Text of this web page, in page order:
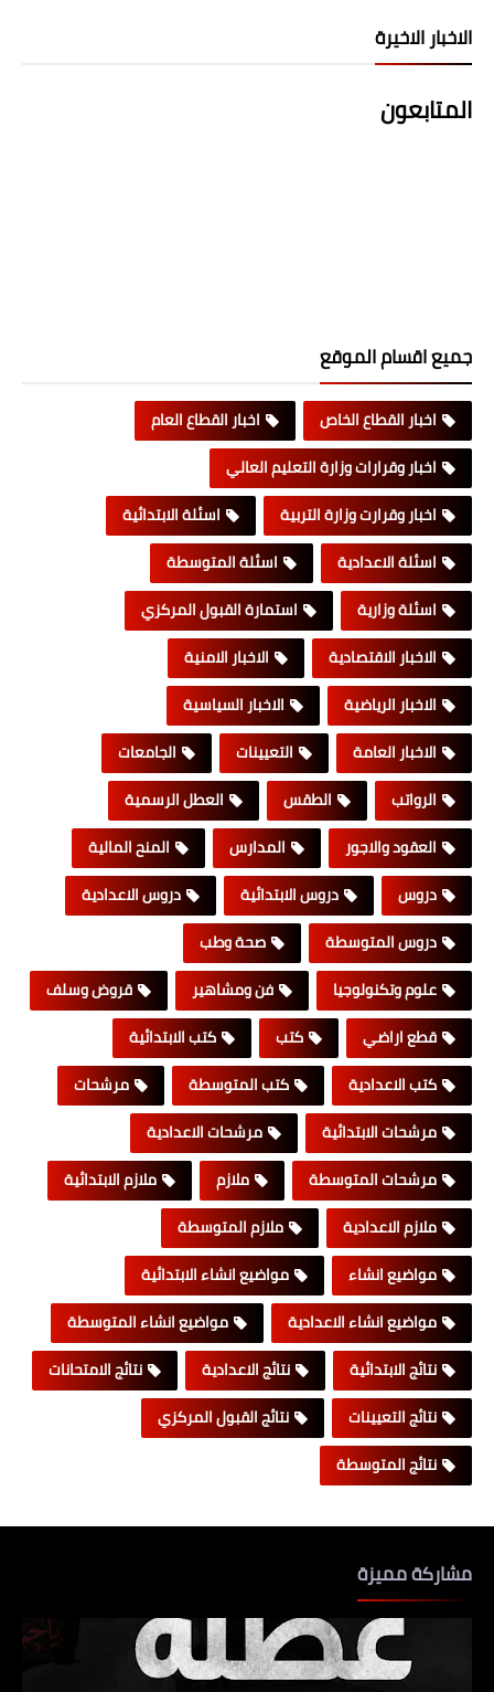
الاخبار الاخيرة
المتابعون
جميع اقسام الموقع
اخبار القطاع الخاص
اخبار القطاع العام
اخبار وقرارات وزارة التعليم العالي
اخبار وقرارت وزارة التربية
اسئلة الابتدائية
اسئلة الاعدادية
اسئلة المتوسطة
اسئلة وزارية
استمارة القبول المركزي
الاخبار الاقتصادية
الاخبار الامنية
الاخبار الرياضية
الاخبار السياسية
الاخبار العامة
التعيينات
الجامعات
الرواتب
الطقس
العطل الرسمية
العقود والاجور
المدارس
المنح المالية
دروس
دروس الابتدائية
دروس الاعدادية
دروس المتوسطة
صحة وطب
علوم وتكنولوجيا
فن ومشاهير
قروض وسلف
قطع اراضي
كتب
كتب الابتدائية
كتب الاعدادية
كتب المتوسطة
مرشحات
مرشحات الابتدائية
مرشحات الاعدادية
مرشحات المتوسطة
ملازم
ملازم الابتدائية
ملازم الاعدادية
ملازم المتوسطة
مواضيع انشاء
مواضيع انشاء الابتدائية
مواضيع انشاء الاعدادية
مواضيع انشاء المتوسطة
نتائج الابتدائية
نتائج الاعدادية
نتائج الامتحانات
نتائج التعيينات
نتائج القبول المركزي
نتائج المتوسطة
مشاركة مميزة